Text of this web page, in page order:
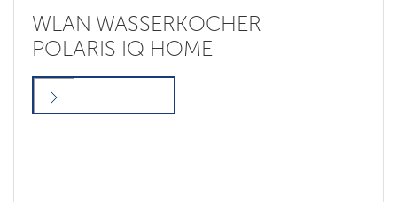
WLAN WASSERKOCHER
POLARIS IQ HOME